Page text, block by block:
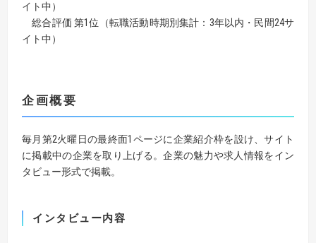
イト中）
総合評価 第1位（転職活動時期別集計：3年以内・民間24サ
イト中）
企画概要
毎月第2火曜日の最終面1ページに企業紹介枠を設け、サイト
に掲載中の企業を取り上げる。企業の魅力や求人情報をイン
タビュー形式で掲載。
インタビュー内容